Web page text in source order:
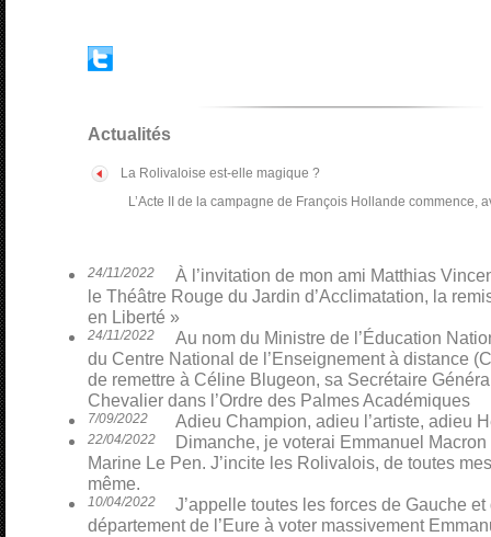
Actualités
La Rolivaloise est-elle magique ?
L’Acte II de la campagne de François Hollande commence,
24/11/2022
À l’invitation de mon ami Matthias
le Théâtre Rouge du Jardin d’Acclimatation, la
en Liberté »
24/11/2022
Au nom du Ministre de l’Éducation
du Centre National de l’Enseignement à distance
de remettre à Céline Blugeon, sa Secrétaire
Chevalier dans l’Ordre des Palmes Académiques
7/09/2022 Adieu Champion, adieu l’artiste, adieu
22/04/2022
Dimanche, je voterai Emmanuel
Marine Le Pen. J’incite les Rolivalois, de toutes
même.
10/04/2022
J’appelle toutes les forces de Gauche
département de l’Eure à voter massivement